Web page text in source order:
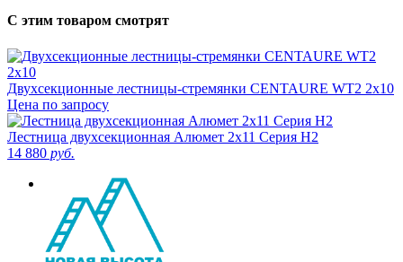
С этим товаром смотрят
Двухсекционные лестницы-стремянки CENTAURE WT2 2х10
Цена по запросу
Лестница двухсекционная Алюмет 2х11 Серия H2
14 880 руб.